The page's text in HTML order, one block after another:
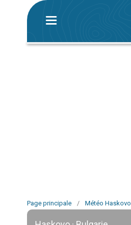
Page principale / Météo Haskovo